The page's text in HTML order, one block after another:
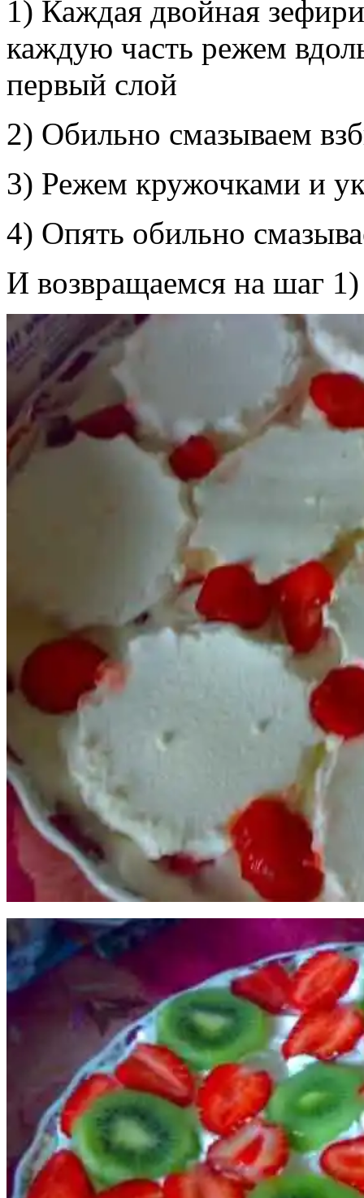
1) Каждая двойная
каждую часть режем
первый слой
2) Обильно смазываем
3) Режем кружочками и
4) Опять обильно
И возвращаемся на шаг 1)